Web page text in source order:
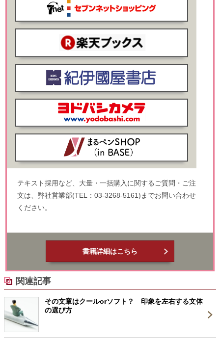
テキスト採用など、大量・一括購入に関するご質問・ご注
文は、弊社営業部(TEL：03-3268-5161)までお問い合わせ
ください。
書籍詳細はこちら
関連記事
その文章はクールorソフト？ 印象を左右する文体
の選び方